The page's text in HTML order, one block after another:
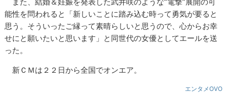
能性を問われると「新しいことに踏み込む時って勇気が要ると
思う。そういったご縁って素晴らしいと思うので、心からお幸
せにと願いたいと思います」と同世代の女優としてエールを送
った。
新ＣＭは２２日から全国でオンエア。
エンタメOVO